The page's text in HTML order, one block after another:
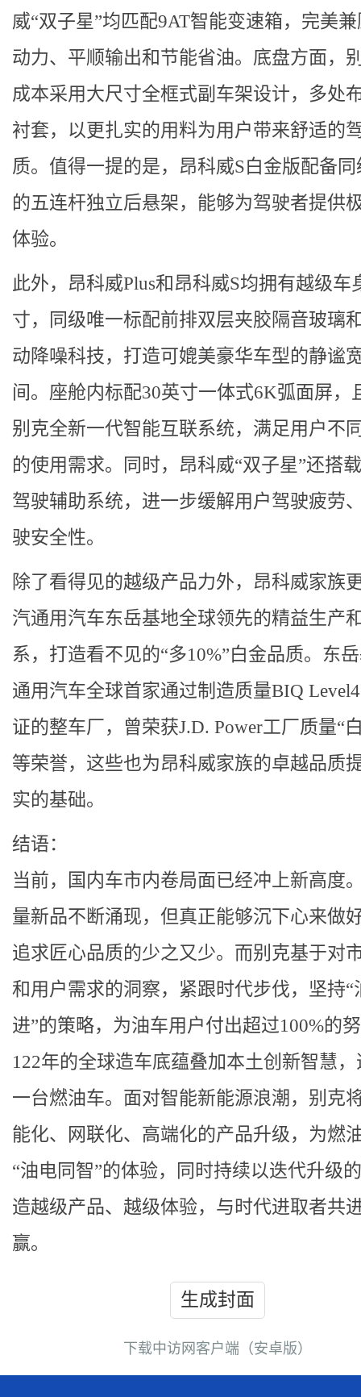
威“双子星”均匹配9AT智能变速箱，完美
动力、平顺输出和节能省油。底盘方面，
成本采用大尺寸全框式副车架设计，多处
衬套，以更扎实的用料为用户带来舒适的
质。值得一提的是，昂科威S白金版配备
的五连杆独立后悬架，能够为驾驶者提供
体验。
此外，昂科威Plus和昂科威S均拥有越级车
寸，同级唯一标配前排双层夹胶隔音玻璃
动降噪科技，打造可媲美豪华车型的静谧
间。座舱内标配30英寸一体式6K弧面屏，
别克全新一代智能互联系统，满足用户不
的使用需求。同时，昂科威“双子星”还搭
驾驶辅助系统，进一步缓解用户驾驶疲劳
驶安全性。
除了看得见的越级产品力外，昂科威家族
汽通用汽车东岳基地全球领先的精益生产
系，打造看不见的“多10%”白金品质。东
通用汽车全球首家通过制造质量BIQ
证的整车厂，曾荣获J.D. Power工厂质量“
等荣誉，这些也为昂科威家族的卓越品质
实的基础。
结语：
当前，国内车市内卷局面已经冲上新高度
量新品不断涌现，但真正能够沉下心来做
追求匠心品质的少之又少。而别克基于对
和用户需求的洞察，紧跟时代步伐，坚持“
进”的策略，为油车用户付出超过100%的
122年的全球造车底蕴叠加本土创新智慧
一台燃油车。面对智能新能源浪潮，别克
能化、网联化、高端化的产品升级，为燃
“油电同智”的体验，同时持续以迭代升级
造越级产品、越级体验，与时代进取者共
赢。
生成封面
下载中访网客户端（安卓版）